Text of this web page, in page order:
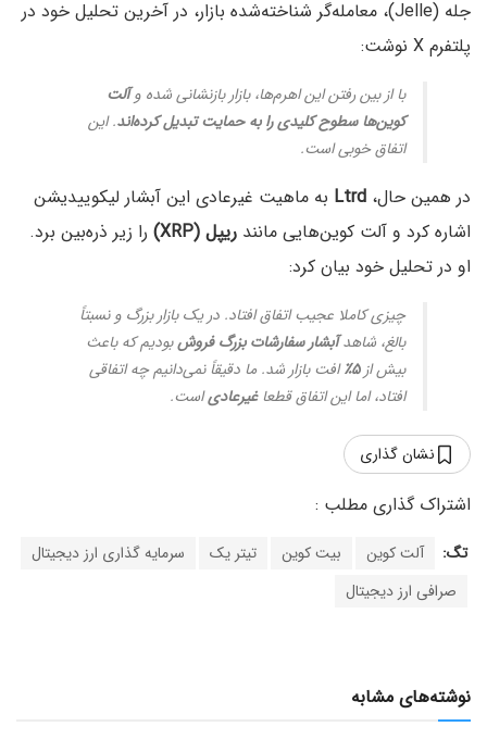
جله (Jelle)، معامله‌گر شناخته‌شده بازار، در آخرین تحلیل خود در
پلتفرم X نوشت:
با از بین رفتن این اهرم‌ها، بازار بازنشانی شده وآلت‌
کوین‌ها سطوح کلیدی را به حمایت تبدیل کرده‌اند. این
اتفاق خوبی است.
در همین حال، Ltrd به ماهیت غیرعادی این آبشار لیکوییدیشن
اشاره کرد و آلت‌ کوین‌هایی مانند ریپل (XRP)
را زیر ذره‌بین برد.
او در تحلیل خود بیان کرد:
چیزی کاملا عجیب اتفاق افتاد. در یک بازار بزرگ و نسبتاً
بالغ، شاهدآبشار سفارشات بزرگ فروشبودیم که باعث
بیش از۵٪ افت بازار شد. ما دقیقاً نمی‌دانیم چه اتفاقی
افتاد، اما این اتفاق قطعاغیرعادیاست.
نشان گذاری
تگ: آلت کوین بیت کوین تیتر یک
سرمایه گذاری ارز دیجیتال
صرافی ارز دیجیتال
نوشته‌های مشابه